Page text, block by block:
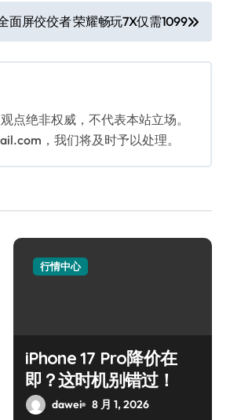
面屏佼佼者 荣耀畅玩7X仅需1099
点绝非权威，不代表本站立场。
，我们将及时予以处理。
行情中心
iPhone 17 Pro降价在
即？这时机别错过！
dawei 8 月 1, 2026